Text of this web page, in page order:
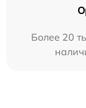
Более 20